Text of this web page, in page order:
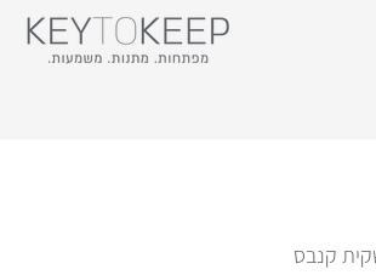
קנבס